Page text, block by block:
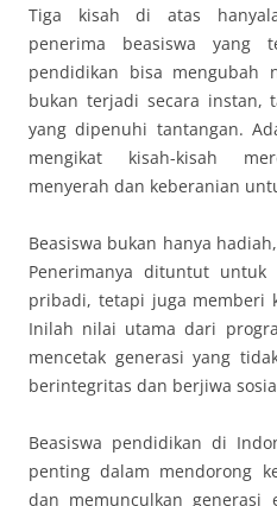
Tiga kisah di atas
penerima beasiswa yang
pendidikan bisa mengubah
bukan terjadi secara instan,
yang dipenuhi tantangan.
mengikat kisah-kisah
menyerah dan keberanian
Beasiswa bukan hanya
Penerimanya dituntut untuk
pribadi, tetapi juga memberi
Inilah nilai utama dari
mencetak generasi yang
berintegritas dan berjiwa
Beasiswa pendidikan di
penting dalam mendorong
dan memunculkan generasi